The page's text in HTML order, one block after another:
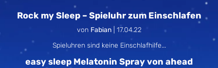
Rock my Sleep – Spieluhr zum Einschlafen
von Fabian| 17.04.22
Spieluhren sind keine Einschlafhilfe...
easy sleep Melatonin Spray von ahead